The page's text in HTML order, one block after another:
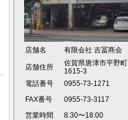
店舗名 有限会社 吉冨商会
店舗住所
佐賀県唐津市平野町
1615-3
電話番号
0955-73-1271
FAX番号
0955-73-3117
営業時間
8:30〜18:00